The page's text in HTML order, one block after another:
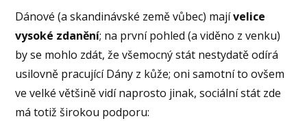
Dánové (a skandinávské země vůbec) majívelice
vysoké zdanění; na první pohled (a viděno z venku)
by se mohlo zdát, že všemocný stát nestydatě odírá
usilovně pracující Dány z kůže; oni samotní to ovšem
ve velké většině vidí naprosto jinak, sociální stát zde
má totiž širokou podporu: